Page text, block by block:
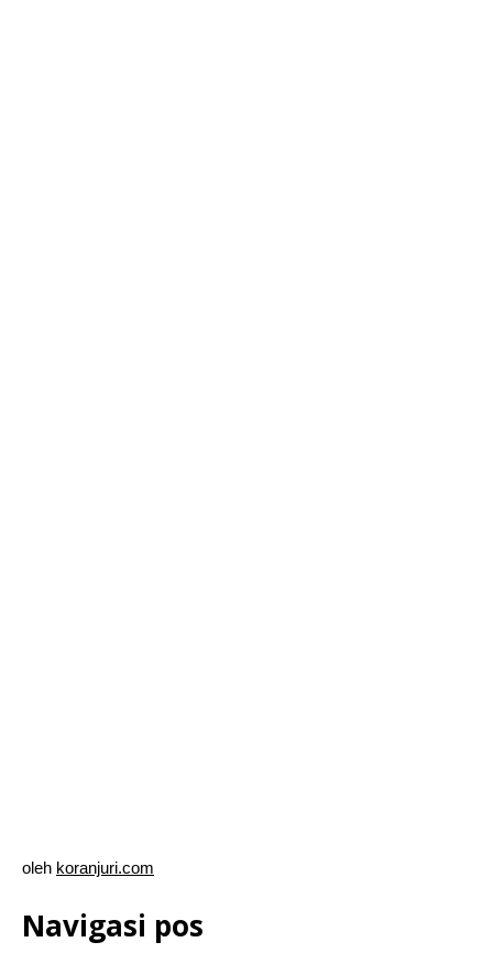
oleh koranjuri.com
Navigasi pos